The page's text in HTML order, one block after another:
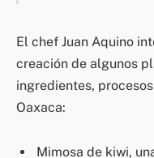
El chef Juan Aquino
creación de algunos
ingredientes,
Oaxaca:
Mimosa de kiwi,